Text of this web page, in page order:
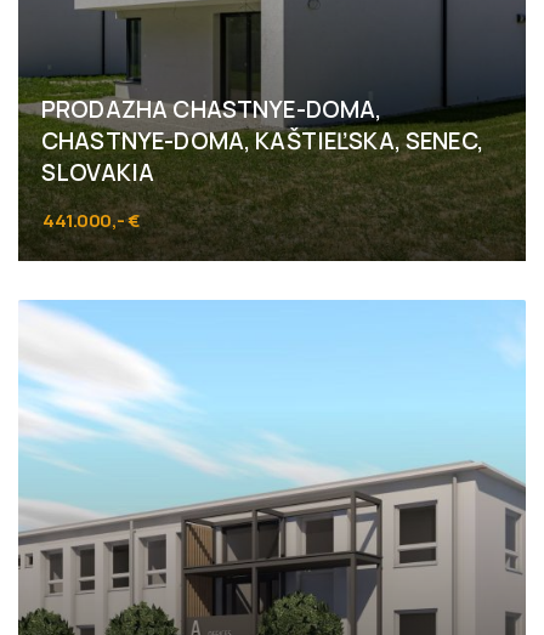
PRODAZHA CHASTNYE-DOMA,
CHASTNYE-DOMA, KAŠTIEĽSKA, SENEC,
SLOVAKIA
441.000,- €